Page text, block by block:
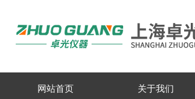
网站首页 关于我们